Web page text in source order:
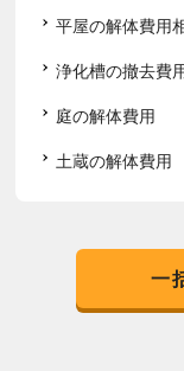
平屋の解体費用
浄化槽の撤去費
庭の解体費用
土蔵の解体費用
一